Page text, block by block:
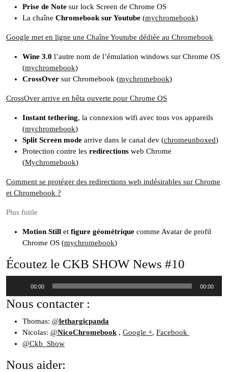
Prise de Note sur lock Screen de Chrome OS
La chaîne Chromebook sur Youtube (mychromebook)
Google met en ligne une Chaîne Youtube dédiée au Chromebook
Wine 3.0 l’autre nom de l’émulation windows sur Chrome OS
(mychromebook)
CrossOver sur Chromebook (mychromebook)
CrossOver arrive en bêta ouverte pour Chrome OS
Instant tethering, la connexion wifi avec tous vos appareils
(mychromebook)
Split Screen mode arrive dans le canal dev (chromeunboxed)
Protection contre les redirections web Chrome
(Mychromebook)
Comment se protéger des redirections web indésirables sur Chrome
et Chromebook ?
Plus futile
Motion Still et figure géométrique comme Avatar de profil
Chrome OS (mychromebook)
Écoutez le CKB SHOW News #10
00:00 00:00
Nous contacter :
Thomas: @lethargicpanda
Nicolas: @NicoChromebook , Google +, Facebook
@Ckb_Show
Nous aider: